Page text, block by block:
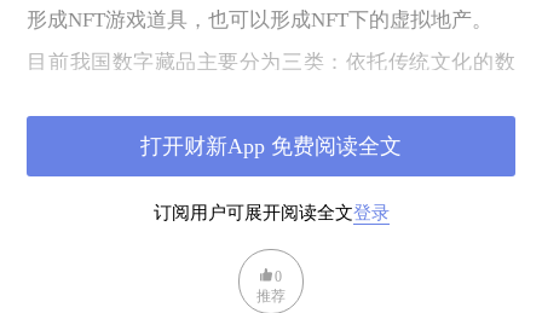
形成NFT游戏道具，也可以形成NFT下的虚拟地产。
目前我国数字藏品主要分为三类：依托传统文化的数
外延也在不断扩大，向体育、艺术、航天、影视、营
新华”，兴业银行的五款隶书“福”字组成的数字藏品、
腾讯、阿里、网易的数字交易平台等等。
可以看到，实体企业都在积极地布局数字藏品市场，
订阅用户可展开阅读全文登录
打开财新App 免费阅读全文
0
推荐